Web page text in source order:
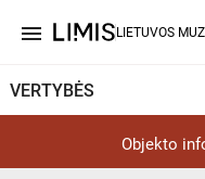
menu LIETUVOS
VERTYBĖS
Objekto